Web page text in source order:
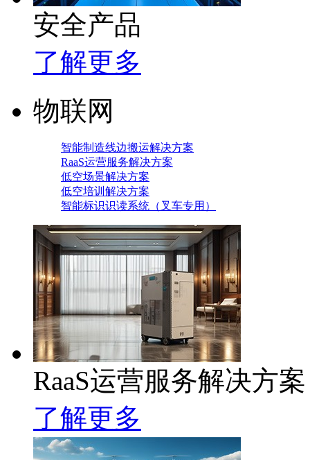
安全产品
了解更多
物联网
智能制造线边搬运解决方案
RaaS运营服务解决方案
低空场景解决方案
低空培训解决方案
智能标识识读系统（叉车专用）
RaaS运营服务解决方案
了解更多